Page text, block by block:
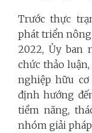
Trước thực
phát triển nông
2022, Ủy ban
chức thảo
nghiệp hữu
định hướng
tiềm năng,
nhóm giải